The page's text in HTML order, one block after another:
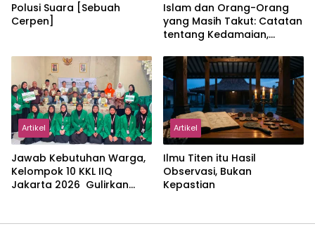
Polusi Suara [Sebuah
Cerpen]
Islam dan Orang-Orang
yang Masih Takut: Catatan
tentang Kedamaian,
dalam Pemikiran Masykuri
Abdillah
Artikel
Jawab Kebutuhan Warga,
Kelompok 10 KKL IIQ
Jakarta 2026 Gulirkan
Artikel
Ilmu Titen itu Hasil
Observasi, Bukan
Kepastian